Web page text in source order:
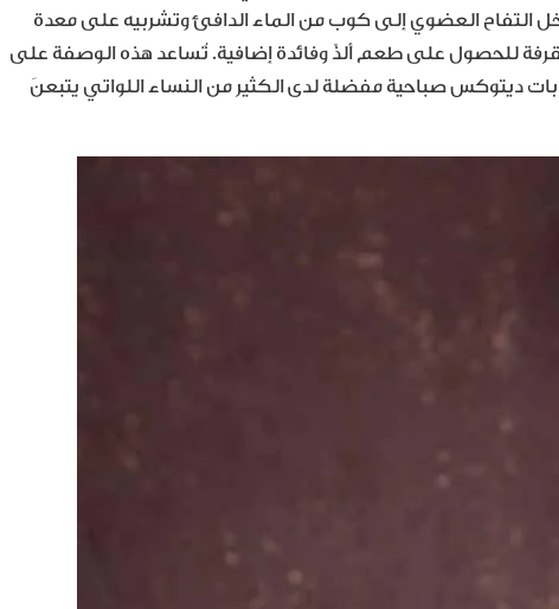
التفاح العضوي إلى كوب من الماء الدافئ وتشربيه على معدة
للحصول على طعم ألذّ وفائدة إضافية. تُساعد هذه الوصفة على
ديتوكس صباحية مفضلة لدى الكثير من النساء اللواتي يتبعنَ